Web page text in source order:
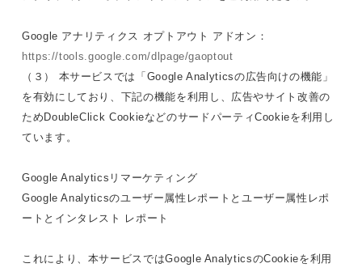
Google アナリティクス オプトアウト アドオン：
https://tools.google.com/dlpage/gaoptout
（３） 本サービスでは「Google Analyticsの広告向けの機能」
を有効にしており、下記の機能を利用し、広告やサイト改善の
ためDoubleClick CookieなどのサードパーティCookieを利用し
ています。
Google Analyticsリマーケティング
Google Analyticsのユーザー属性レポートとユーザー属性レポ
ートとインタレスト レポート
これにより、本サービスではGoogle AnalyticsのCookieを利用